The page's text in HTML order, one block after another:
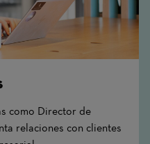
como Director de
relaciones con clientes